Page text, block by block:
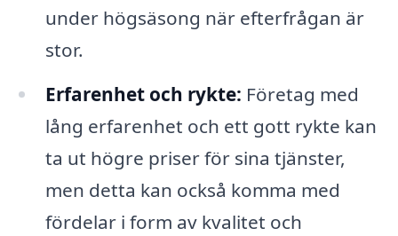
under högsäsong när efterfrågan är
stor.
Erfarenhet och rykte: Företag med
lång erfarenhet och ett gott rykte kan
ta ut högre priser för sina tjänster,
men detta kan också komma med
fördelar i form av kvalitet och